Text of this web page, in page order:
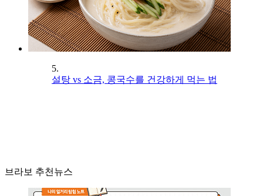
5.
설탕 vs 소금, 콩국수를 건강하게 먹는 법
브라보 추천뉴스